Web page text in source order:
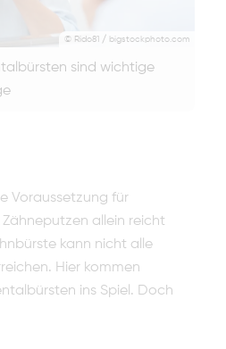
© Rido81 / bigstockphoto.com
sind wichtige
Voraussetzung für
allein reicht
kann nicht alle
Hier kommen
ins Spiel. Doch